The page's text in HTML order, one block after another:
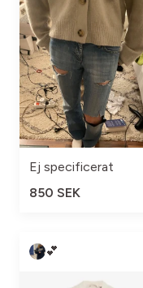
Ej specificerat
850 SEK
💕